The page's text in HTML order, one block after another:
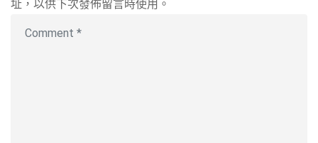
址，以供下次發佈留言時使用。